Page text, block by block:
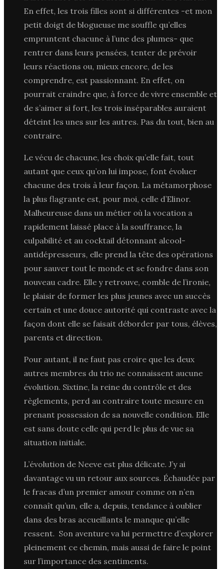
En effet, les trois filles sont si différentes -et mon
petit doigt de blogueuse me souffle qu’elles
empruntent chacune à l’une des plumes- que
rentrer dans leurs pensées, tenter de prévoir
leurs réactions ou, mieux encore, de les
comprendre, est passionnant. En effet, on
pourrait craindre que, à force de vivre ensemble et
de s’aimer si fort, les trois inséparables auraient
déteint les unes sur les autres. Pas du tout, bien au
contraire.
Le vécu de chacune, les choix qu’elle fait, tout
autant que ceux qu’on lui impose, font évoluer
chacune des trois à leur façon. La métamorphose
la plus flagrante est, pour moi, celle d’Elinor.
Malheureuse dans un métier où la vocation a
rapidement laissé place à la souffrance, la
culpabilité et au cocktail détonnant alcool-
antidépresseurs, elle prend la tête des opérations
pour sauver tout le monde et se fondre dans son
nouveau cadre. Elle y retrouve, comble de l’ironie,
le plaisir de former les plus jeunes avec un succès
certain et une douce autorité qui contraste avec la
façon dont elle se faisait déborder par tous, élèves,
parents et direction.
Pour autant, il ne faut pas croire que les deux
autres membres du trio ne connaissent aucune
évolution. Sixtine, la reine du contrôle et des
règlements, perd au contraire toute mesure en
prenant possession de sa nouvelle condition. Elle
est sans doute celle qui perd le plus de vue sa
situation initiale.
L’évolution de Neeve est plus délicate. J’y ai
davantage vu un retour aux sources. Échaudée par
le fracas d’un premier amour comme on n’en
connaît qu’un, elle a, depuis, tendance à oublier
dans des bras accueillants le manque qu’elle
ressent. Son aventure va lui permettre d’explorer
pleinement ce chemin, mais aussi de faire le point
sur l’importance des sentiments.